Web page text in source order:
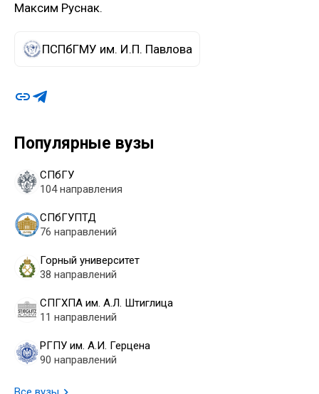
Популярные вузы
СПбГУ
104 направления
СПбГУПТД
76 направлений
Горный университет
38 направлений
СПГХПА им. А.Л. Штиглица
11 направлений
РГПУ им. А.И. Герцена
90 направлений
Максим Руснак.
ПСПбГМУ им. И.П. Павлова